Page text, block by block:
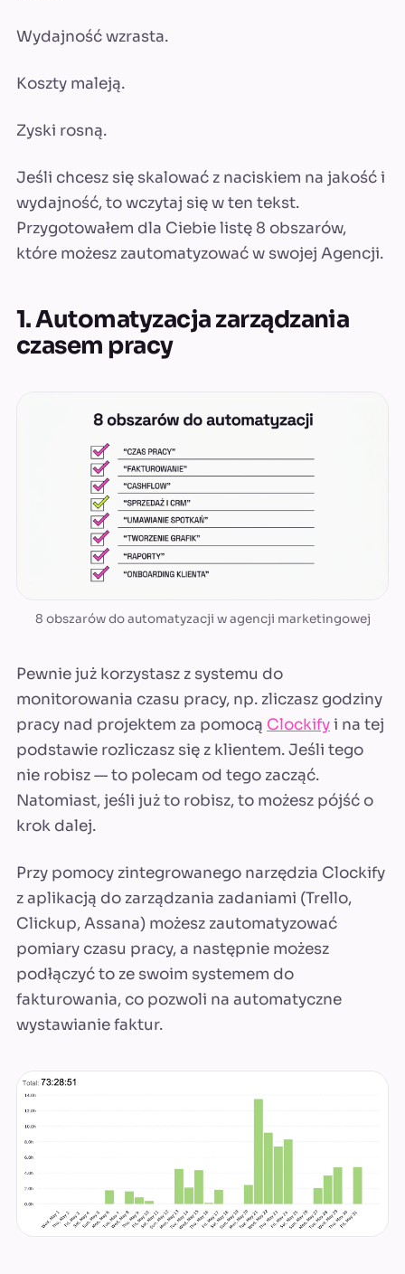
Wydajność wzrasta.
Koszty maleją.
Zyski rosną.
Jeśli chcesz się skalować z naciskiem na jakość i
wydajność, to wczytaj się w ten tekst.
Przygotowałem dla Ciebie listę 8 obszarów,
które możesz zautomatyzować w swojej Agencji.
1. Automatyzacja zarządzania
czasem pracy
8 obszarów do automatyzacji w agencji marketingowej
Pewnie już korzystasz z systemu do
monitorowania czasu pracy, np. zliczasz godziny
pracy nad projektem za pomocą Clockifyi na tej
podstawie rozliczasz się z klientem. Jeśli tego
nie robisz — to polecam od tego zacząć.
Natomiast, jeśli już to robisz, to możesz pójść o
krok dalej.
Przy pomocy zintegrowanego narzędzia Clockify
z aplikacją do zarządzania zadaniami (Trello,
Clickup, Assana) możesz zautomatyzować
pomiary czasu pracy, a następnie możesz
podłączyć to ze swoim systemem do
fakturowania, co pozwoli na automatyczne
wystawianie faktur.